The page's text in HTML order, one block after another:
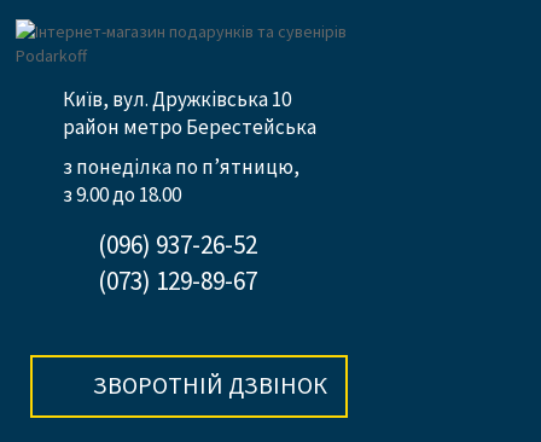
Київ, вул. Дружківська 10
район метро Берестейська
з понеділка по п’ятницю,
з 9.00 до 18.00
(096) 937-26-52
(073) 129-89-67
ЗВОРОТНІЙ ДЗВІНОК